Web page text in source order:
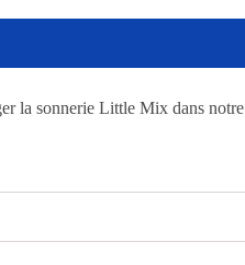
la sonnerie Little Mix dans notre